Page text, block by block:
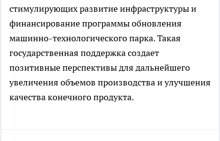
стимулирующих развитие инфраструктуры и
финансирование программы обновления
машинно-технологического парка. Такая
государственная поддержка создает
позитивные перспективы для дальнейшего
увеличения объемов производства и улучшения
качества конечного продукта.